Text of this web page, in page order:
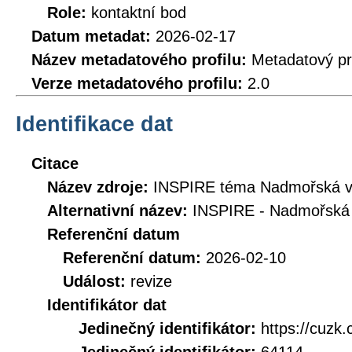
Role: kontaktní bod
Datum metadat: 2026-02-17
Název metadatového profilu: Metadatový
Verze metadatového profilu: 2.0
Identifikace dat
Citace
Název zdroje: INSPIRE téma Nadmořská
Alternativní název: INSPIRE -
Referenční datum
Referenční datum: 2026-02-10
Událost: revize
Identifikátor dat
Jedinečný identifikátor: https://